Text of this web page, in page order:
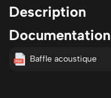
Description
Documentation
Baffle acoustique